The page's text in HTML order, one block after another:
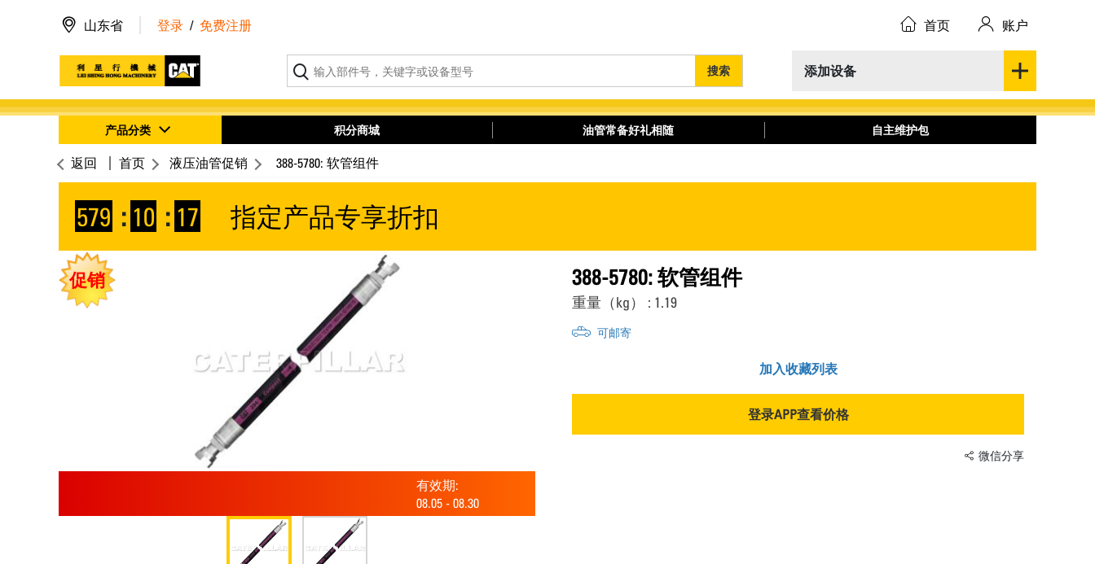
添加设备
搜索
山东省 登录 / 免费注册 首页 账户
产品分类 积分商城 油管常备好礼相随 自主维护包
返回 首页 液压油管促销 388-5780: 软管组件
579 : 10 : 17 指定产品专享折扣
促销
有效期:
08.05 - 08.30
388-5780: 软管组件
重量（kg） : 1.19
可邮寄
加入收藏列表
登录APP查看价格
微信分享